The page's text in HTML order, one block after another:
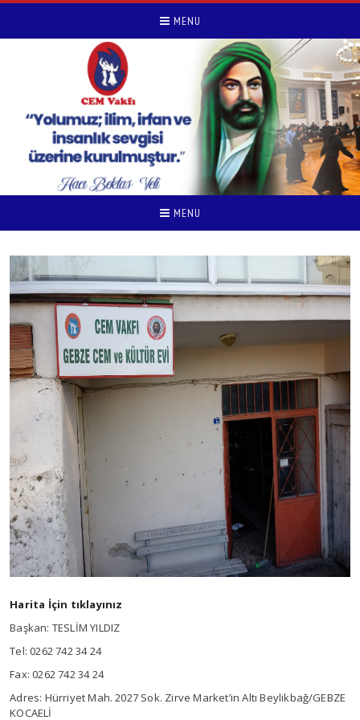
MENU
MENU
Harita İçin tıklayınız
Başkan: TESLİM YILDIZ
Tel: 0262 742 34 24
Fax: 0262 742 34 24
Adres: Hürriyet Mah. 2027 Sok. Zirve Market’in Altı Beylikbağ/GEBZE
KOCAELİ